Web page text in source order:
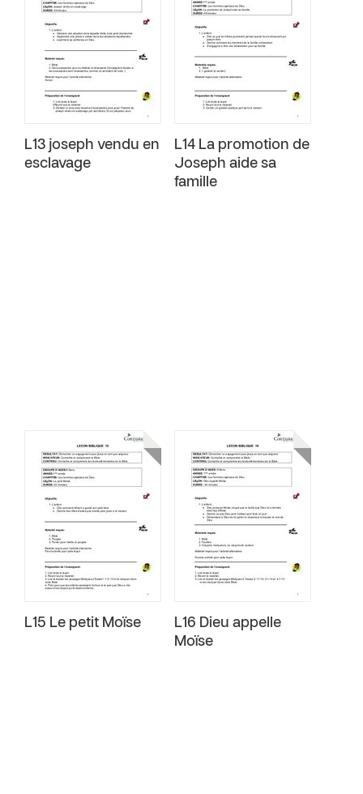
L13 joseph vendu en
esclavage
L14 La promotion de
Joseph aide sa
famille
L15 Le petit Moïse
L16 Dieu appelle
Moïse